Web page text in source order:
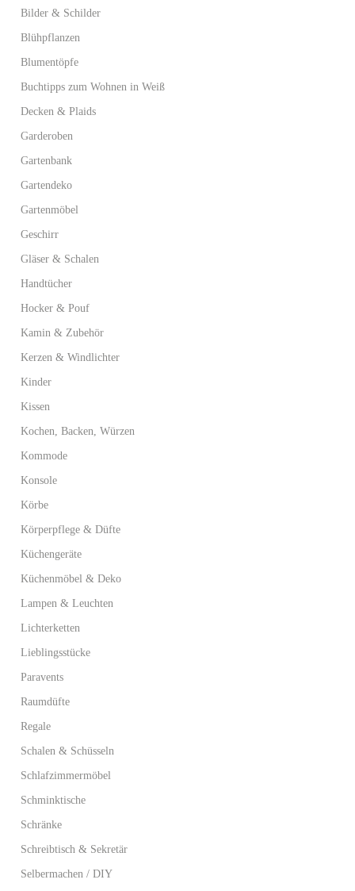
Bilder & Schilder
Blühpflanzen
Blumentöpfe
Buchtipps zum Wohnen in Weiß
Decken & Plaids
Garderoben
Gartenbank
Gartendeko
Gartenmöbel
Geschirr
Gläser & Schalen
Handtücher
Hocker & Pouf
Kamin & Zubehör
Kerzen & Windlichter
Kinder
Kissen
Kochen, Backen, Würzen
Kommode
Konsole
Körbe
Körperpflege & Düfte
Küchengeräte
Küchenmöbel & Deko
Lampen & Leuchten
Lichterketten
Lieblingsstücke
Paravents
Raumdüfte
Regale
Schalen & Schüsseln
Schlafzimmermöbel
Schminktische
Schränke
Schreibtisch & Sekretär
Selbermachen / DIY